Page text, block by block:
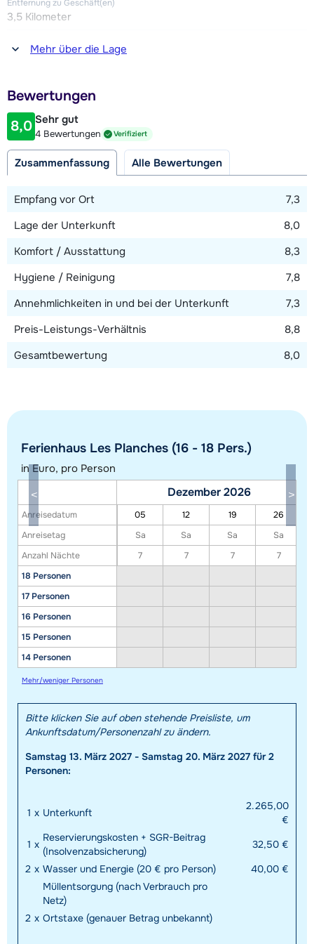
mit zwei Duschen. Drei separate Toiletten.
Entfernung zu Geschäft(en)
3,5 Kilometer
Entfernung zum(r) Restaurant oder zur Bar
3,5 Kilometer
3,5 Kilometer
Entfernung zum Skilift
3,5 Kilometer (Les Crosets)
Entfernung zur Skibushaltestelle
Alle Unterkünfte in diesem Gebiet anzeigen
Diese Karte zeigt eine Indikation der Lage unserer Unterkünfte. Die genaue
Lage kann jedoch abweichen.
Mehr über die Lage
Bewertungen
8,0 Sehr gut
4 Bewertungen Verifiziert
Zusammenfassung Alle Bewertungen
Empfang vor Ort
7,3
Lage der Unterkunft
8,0
Komfort / Ausstattung
8,3
Hygiene / Reinigung
7,8
Annehmlichkeiten in und bei der Unterkunft
7,3
Preis-Leistungs-Verhältnis
8,8
Gesamtbewertung
8,0
Ferienhaus Les Planches (16 - 18 Pers.)
in Euro, pro Person
Anreisedatum
Anreisetag
Anzahl Nächte
18 Personen
17 Personen
16 Personen
15 Personen
14 Personen
Dezember 2026
05 12 19
26
Sa
Sa Sa
Sa
7
7 7 7
Mehr/weniger Personen
Bitte klicken Sie auf oben stehende Preisliste, um
Ankunftsdatum/Personenzahl zu ändern.
Samstag 13. März 2027 - Samstag 20. März 2027 für 2
Personen:
1 x Unterkunft
2.265,00
€
1 x
Reservierungskosten + SGR-Beitrag
(Insolvenzabsicherung)
32,50 €
2 x Wasser und Energie (20 € pro Person)
40,00 €
Müllentsorgung (nach Verbrauch pro
Netz)
2 x Ortstaxe (genauer Betrag unbekannt)